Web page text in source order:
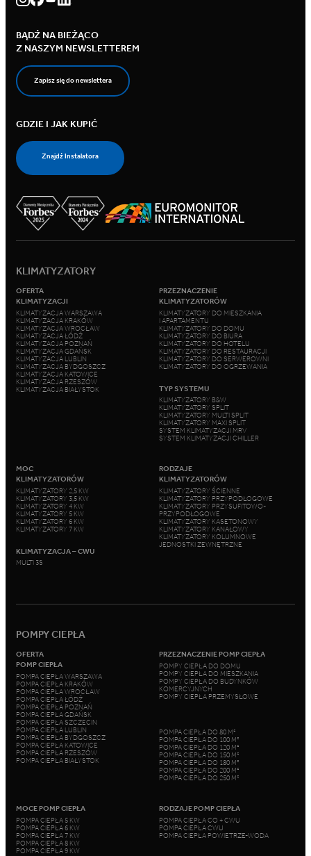
BĄDŹ NA BIEŻĄCO
Z NASZYM NEWSLETTEREM
Zapisz się do newslettera
GDZIE I JAK KUPIĆ
Znajdź Instalatora
KLIMATYZATORY
OFERTA
KLIMATYZACJI
KLIMATYZACJA WARSZAWA
KLIMATYZACJA KRAKÓW
KLIMATYZACJA WROCŁAW
KLIMATYZACJA ŁÓDŹ
KLIMATYZACJA POZNAŃ
KLIMATYZACJA GDAŃSK
KLIMATYZACJA LUBLIN
KLIMATYZACJA BYDGOSZCZ
KLIMATYZACJA KATOWICE
KLIMATYZACJA RZESZÓW
KLIMATYZACJA BIAŁYSTOK
PRZEZNACZENIE
KLIMATYZATORÓW
KLIMATYZATORY DO MIESZKANIA
I APARTAMENTU
KLIMATYZATORY DO DOMU
KLIMATYZATORY DO BIURA
KLIMATYZATORY DO HOTELU
KLIMATYZATORY DO RESTAURACJI
KLIMATYZATORY DO SERWEROWNI
KLIMATYZATORY DO OGRZEWANIA
TYP SYSTEMU
KLIMATYZATORY B&W
KLIMATYZATORY SPLIT
KLIMATYZATORY MULTI SPLIT
KLIMATYZATORY MAXI SPLIT
SYSTEM KLIMATYZACJI MRV
SYSTEM KLIMATYZACJI CHILLER
MOC
KLIMATYZATORÓW
KLIMATYZATORY 2,5 KW
KLIMATYZATORY 3,5 KW
KLIMATYZATORY 4 KW
KLIMATYZATORY 5 KW
KLIMATYZATORY 6 KW
KLIMATYZATORY 7 KW
KLIMATYZACJA – CWU
MULTI 3S
RODZAJE
KLIMATYZATORÓW
KLIMATYZATORY ŚCIENNE
KLIMATYZATORY PRZYPODŁOGOWE
KLIMATYZATORY PRZYSUFITOWO-
PRZYPODŁOGOWE
KLIMATYZATORY KASETONOWY
KLIMATYZATORY KANAŁOWY
KLIMATYZATORY KOLUMNOWE
JEDNOSTKI ZEWNĘTRZNE
POMPY CIEPŁA
OFERTA
POMP CIEPŁA
POMPA CIEPŁA WARSZAWA
POMPA CIEPŁA KRAKÓW
POMPA CIEPŁA WROCŁAW
POMPA CIEPŁA ŁÓDŹ
POMPA CIEPŁA POZNAŃ
POMPA CIEPŁA GDAŃSK
POMPA CIEPŁA SZCZECIN
POMPA CIEPŁA LUBLIN
POMPA CIEPŁA BYDGOSZCZ
POMPA CIEPŁA KATOWICE
POMPA CIEPŁA RZESZÓW
POMPA CIEPŁA BIAŁYSTOK
PRZEZNACZENIE POMP CIEPŁA
POMPY CIEPŁA DO DOMU
POMPY CIEPŁA DO MIESZKANIA
POMPY CIEPŁA DO BUDYNKÓW
KOMERCYJNYCH
POMPY CIEPŁA PRZEMYSŁOWE
POMPA CIEPŁA DO 80 M²
POMPA CIEPŁA DO 100 M²
POMPA CIEPŁA DO 120 M²
POMPA CIEPŁA DO 150 M²
POMPA CIEPŁA DO 180 M²
POMPA CIEPŁA DO 200 M²
POMPA CIEPŁA DO 250 M²
MOCE POMP CIEPŁA
POMPA CIEPŁA 5 KW
POMPA CIEPŁA 6 KW
POMPA CIEPŁA 7 KW
POMPA CIEPŁA 8 KW
POMPA CIEPŁA 9 KW
RODZAJE POMP CIEPŁA
POMPA CIEPŁA CO + CWU
POMPA CIEPŁA CWU
POMPA CIEPŁA POWIETRZE-WODA